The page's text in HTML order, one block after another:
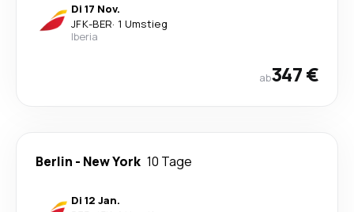
Di 17 Nov.
JFK-BER· 1 Umstieg
Iberia
ab347 €
Berlin - New York 10 Tage
Di 12 Jan.